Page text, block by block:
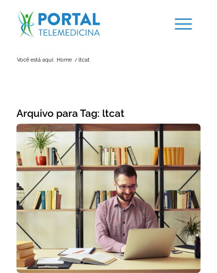
Você está aqui: Home / ltcat
Arquivo para Tag: ltcat